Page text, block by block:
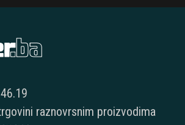
raznovrsnim proizvodima